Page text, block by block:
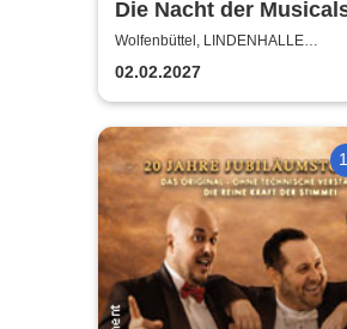
Die Nacht der
erfolgreichste
aller Zeiten
Wolfenbüttel, LINDENHALLE
WOLFENBÜTTEL
02.02.2027